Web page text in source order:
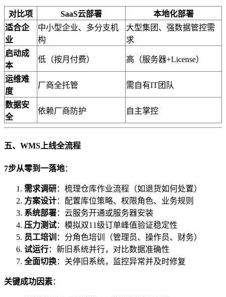
​对比项​ ​SaaS云部署​
​本地化部署​
​适合企
业​
中小型企业、多分支机
构
大型集团、强数据管控需
求
​启动成
本​
低（按月付费） 高（服务器+License）
​运维难
度​
厂商全托管 需自有IT团队
​数据安
全​
依赖厂商防护 自主掌控
​五、WMS上线全流程​
​7步从零到一落地​​：
​需求调研​​：梳理仓库作业流程（如退货如何处置）
​方案设计​​：配置库位策略、权限角色、业务规则
​系统部署​​：云服务开通或服务器安装
​压力测试​​：模拟双11级订单峰值验证稳定性
​员工培训​ ​：分角色培训（管理员、操作员、财务）
​试运行​​：新旧系统并行，对比数据准确性
​全面切换​​：关停旧系统，监控异常并及时修复
​关键成功因素​​：